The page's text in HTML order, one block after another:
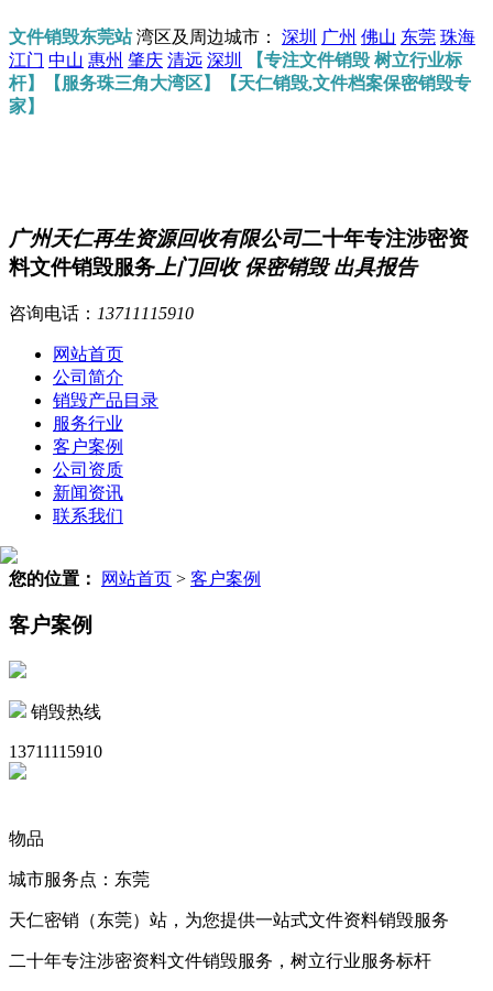
文件销毁东莞站湾区及周边城市： 深圳 广州 佛山 东莞 珠海
江门 中山 惠州 肇庆 清远 深圳
【专注文件销毁 树立行业标
杆】【服务珠三角大湾区】【天仁销毁,文件档案保密销毁专
家】
广州天仁再生资源回收有限公司二十年专注涉密资
料文件销毁服务 上门回收 保密销毁 出具报告
咨询电话： 13711115910
网站首页
公司简介
销毁产品目录
服务行业
客户案例
公司资质
新闻资讯
联系我们
您的位置： 网站首页 > 客户案例
客户案例
销毁热线
13711115910
物品
城市服务点：东莞
天仁密销（东莞）站，为您提供一站式文件资料销毁服务
二十年专注涉密资料文件销毁服务，树立行业服务标杆